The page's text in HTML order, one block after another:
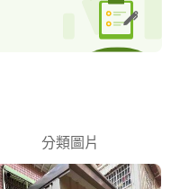
分類圖片